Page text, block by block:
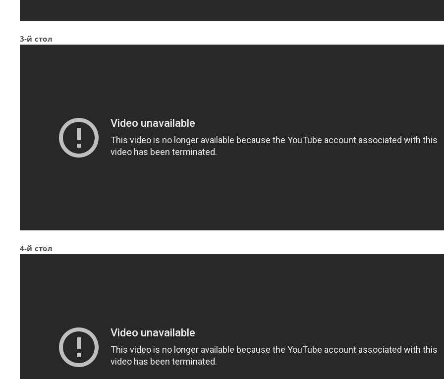
3-й стол
4-й стол